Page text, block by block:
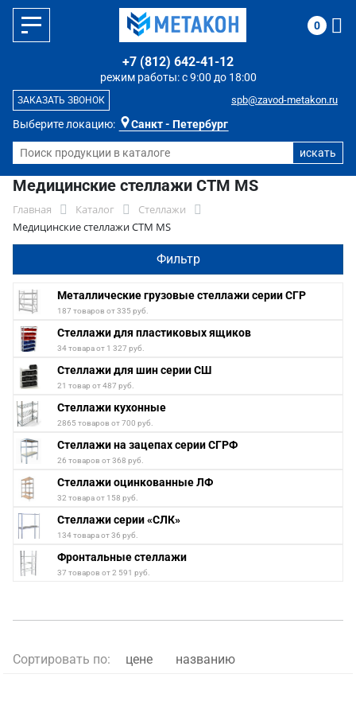
Выберите локацию: Санкт - Петербург
режим работы: с 9:00 до 18:00
+7 (812) 642-41-12
spb@zavod-metakon.ru
ЗАКАЗАТЬ ЗВОНОК
0
Медицинские стеллажи CTM MS
Главная Каталог
Стеллажи
Медицинские стеллажи CTM MS
Фильтр
Металлические грузовые стеллажи серии СГР
187 товаров от 335 руб.
Стеллажи для пластиковых ящиков
34 товара от 1 327 руб.
Стеллажи для шин серии СШ
21 товар от 487 руб.
Стеллажи кухонные
2865 товаров от 700 руб.
Стеллажи на зацепах серии СГРФ
26 товаров от 368 руб.
Стеллажи оцинкованные ЛФ
32 товара от 158 руб.
Стеллажи серии «СЛК»
134 товара от 36 руб.
Фронтальные стеллажи
37 товаров от 2 591 руб.
Сортировать по: цене названию